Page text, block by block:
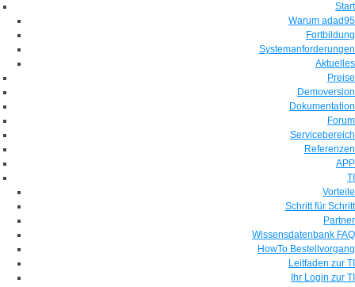
Start
Warum adad95
Fortbildung
Systemanforderungen
Aktuelles
Preise
Demoversion
Dokumentation
Forum
Servicebereich
Referenzen
APP
TI
Vorteile
Schritt für Schritt
Partner
Wissensdatenbank FAQ
HowTo Bestellvorgang
Leitfaden zur TI
Ihr Login zur TI